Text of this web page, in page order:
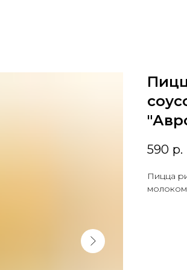
590 р.
Пицца